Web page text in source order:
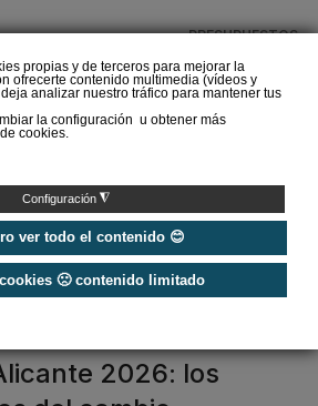
propias y de terceros para mejorar la
ofrecerte contenido multimedia (vídeos y
analizar nuestro tráfico para mantener tus
la configuración u obtener más
cookies.
Configuración ◮
ver todo el contenido 😊
🙁 contenido limitado
PRESUPUESTOS
cohesión social y
construcción sos…
2026: los